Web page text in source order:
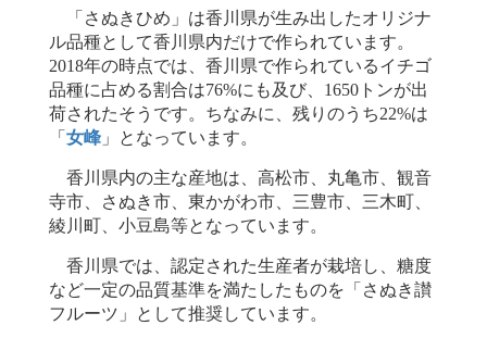
「さぬきひめ」は香川県が生み出したオリジナ
ル品種として香川県内だけで作られています。
2018年の時点では、香川県で作られているイチゴ
品種に占める割合は76%にも及び、1650トンが出
荷されたそうです。ちなみに、残りのうち22%は
「 女峰 」となっています。
香川県内の主な産地は、高松市、丸亀市、観音
寺市、さぬき市、東かがわ市、三豊市、三木町、
綾川町、小豆島等となっています。
香川県では、認定された生産者が栽培し、糖度
など一定の品質基準を満たしたものを「さぬき讃
フルーツ」として推奨しています。